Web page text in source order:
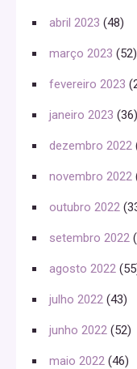
abril 2023 (48)
março 2023 (52)
fevereiro 2023
janeiro 2023 (36)
dezembro 2022
novembro 2022
outubro 2022
setembro 2022
agosto 2022
julho 2022 (43)
junho 2022 (52)
maio 2022 (46)